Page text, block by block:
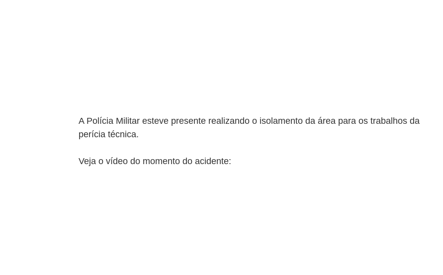
A Polícia Militar esteve presente realizando o isolamento da área para os trabalhos da
perícia técnica.
Veja o vídeo do momento do acidente: